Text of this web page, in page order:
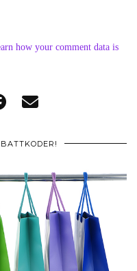
how your comment data is